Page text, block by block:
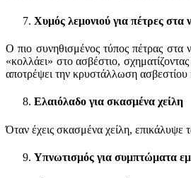
Χυμός λεμονιού για πέτρες στα
Ο πιο συνηθισμένος τύπος πέτρας στα
«κολλάει» στο ασβέστιο,
αποτρέψει την κρυστάλλωση ασβεστίου
Ελαιόλαδο για σκασμένα χείλη
Όταν έχεις σκασμένα χείλη, επικάλυψε
Υπνωτισμός για συμπτώματα